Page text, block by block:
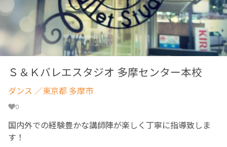
Ｓ＆Ｋバレエスタジオ 多摩センター本校
ダンス ／東京都 多摩市
0
国内外での経験豊かな講師陣が楽しく丁寧に指導致しま
す！